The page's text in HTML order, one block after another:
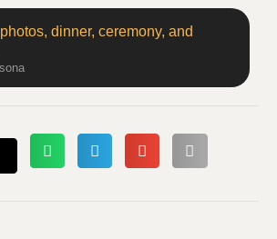
dinner, ceremony, and